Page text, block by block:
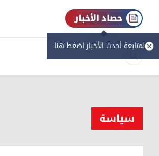
حصاد الأخبار
لمتابعة أحدث الأخبار اضغط هنا
سیاسة